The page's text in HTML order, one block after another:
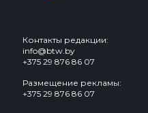
Контакты редакции:
info@btw.by
+375 29 876 86 07
Размещение рекламы:
+375 29 876 86 07